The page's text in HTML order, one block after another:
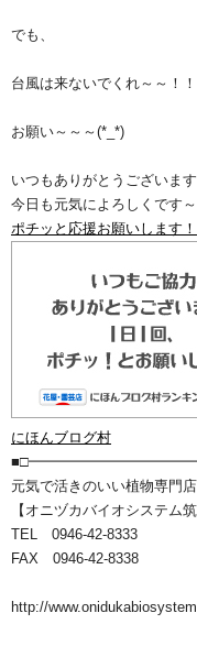
でも、
台風は来ないでくれ～～！！
お願い～～～(*_*)
いつもありがとうございます
今日も元気によろしくです
ポチッと応援お願いします！
にほんブログ村
元気で活きのいい植物専門店
【オニヅカバイオシステム
TEL 0946-42-8333
FAX 0946-42-8338
http://